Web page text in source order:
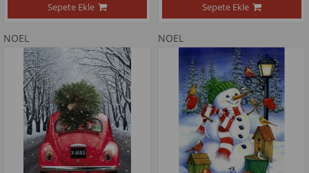
Sepete Ekle Sepete Ekle
NOEL NOEL